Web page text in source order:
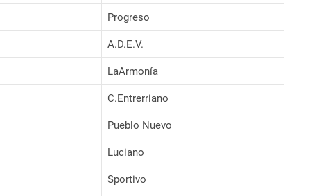
Progreso
A.D.E.V.
LaArmonía
C.Entrerriano
Pueblo Nuevo
Luciano
Sportivo